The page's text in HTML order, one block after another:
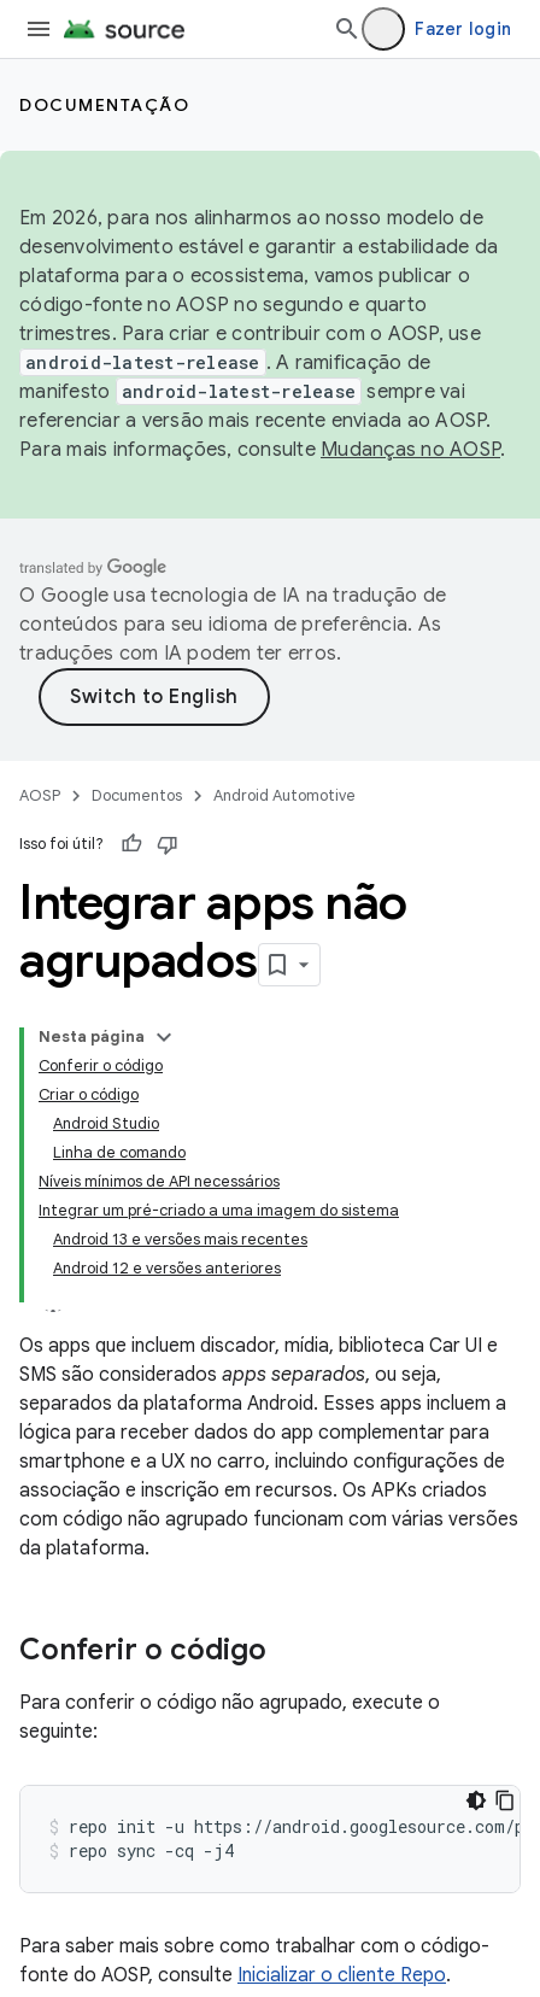
Fazer login
DOCUMENTAÇÃO
Em 2026, para nos alinharmos ao nosso modelo de
desenvolvimento estável e garantir a estabilidade da
plataforma para o ecossistema, vamos publicar o
código-fonte no AOSP no segundo e quarto
trimestres. Para criar e contribuir com o AOSP, use
android-latest-release . A ramificação de
manifesto
android-latest-release sempre vai
referenciar a versão mais recente enviada ao AOSP.
Para mais informações, consulte Mudanças no AOSP.
O Google usa tecnologia de IA na tradução de
conteúdos para seu idioma de preferência. As
traduções com IA podem ter erros.
AOSP Documentos Android Automotive
Isso foi útil?
Integrar apps não
agrupados
Nesta página
Conferir o código
Criar o código
Android Studio
Linha de comando
Níveis mínimos de API necessários
Integrar um pré-criado a uma imagem do sistema
Android 13 e versões mais recentes
Android 12 e versões anteriores
Os apps que incluem discador, mídia, biblioteca Car UI e
SMS são considerados apps separados, ou seja,
separados da plataforma Android. Esses apps incluem a
lógica para receber dados do app complementar para
smartphone e a UX no carro, incluindo configurações de
associação e inscrição em recursos. Os APKs criados
com código não agrupado funcionam com várias versões
da plataforma.
Conferir o código
Para conferir o código não agrupado, execute o
seguinte:
repo init -u https://android.googlesource.com/
repo sync -cq -j4
Para saber mais sobre como trabalhar com o código-
fonte do AOSP, consulte Inicializar o cliente Repo.